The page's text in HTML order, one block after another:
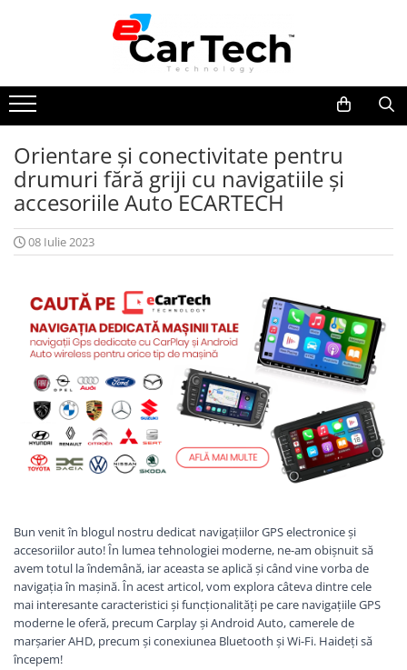
Summer sale
Navigatie dedicata
Navigatii Volkswagen
Navigatii Skoda
Navigatii Seat
Navigatii Opel
Navigatii Hyundai
Navigatii Toyota
Navigatii Dacia
Navigatii Peugeot
Navigatii Audi
Navigatii BMW
Navigatii Nissan
Navigatii Citroen
Navigatii Suzuki
Navigatii Mitsubishi
Navigatii Volvo
Orientare și conectivitate pentru
drumuri fără griji cu navigatiile și
accesoriile Auto ECARTECH
08 Iulie 2023
Bun venit în blogul nostru dedicat navigațiilor GPS electronice și
accesoriilor auto! În lumea tehnologiei moderne, ne-am obișnuit să
avem totul la îndemână, iar aceasta se aplică și când vine vorba de
navigația în mașină. În acest articol, vom explora câteva dintre cele
mai interesante caracteristici și funcționalități pe care navigațiile GPS
moderne le oferă, precum Carplay și Android Auto, camerele de
marșarier AHD, precum și conexiunea Bluetooth și Wi-Fi. Haideți să
începem!